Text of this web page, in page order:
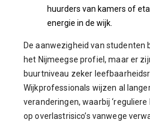
huurders van kamers of
energie in de wijk.
De aanwezigheid van
het Nijmeegse profiel, maar er
buurtniveau zeker
Wijkprofessionals wijzen al
veranderingen, waarbij ‘reguliere
op overlastrisico’s vanwege